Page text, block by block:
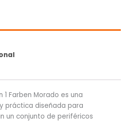
1 Farben Morado es una
práctica diseñada para
un conjunto de periféricos